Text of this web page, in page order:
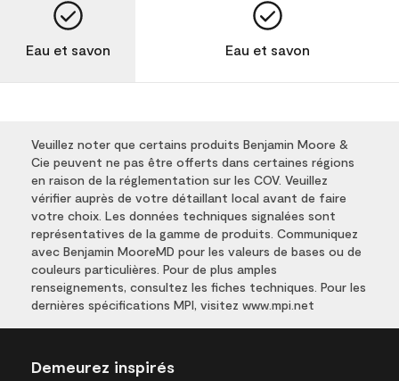
Eau et savon Eau et savon
Veuillez noter que certains produits Benjamin Moore &
Cie peuvent ne pas être offerts dans certaines régions
en raison de la réglementation sur les COV. Veuillez
vérifier auprès de votre détaillant local avant de faire
votre choix. Les données techniques signalées sont
représentatives de la gamme de produits. Communiquez
avec Benjamin MooreMD pour les valeurs de bases ou de
couleurs particulières. Pour de plus amples
renseignements, consultez les fiches techniques. Pour les
dernières spécifications MPI, visitez www.mpi.net
Demeurez inspirés